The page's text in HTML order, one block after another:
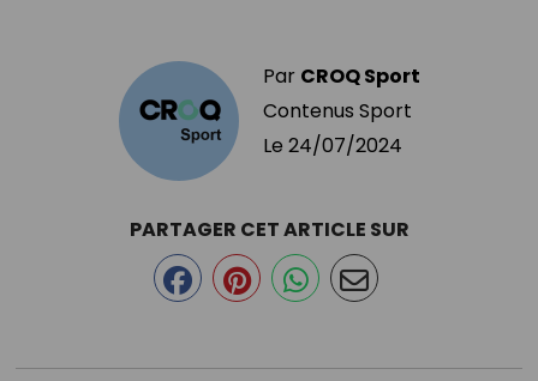
Par CROQ Sport
Contenus Sport
Le 24/07/2024
PARTAGER CET ARTICLE SUR